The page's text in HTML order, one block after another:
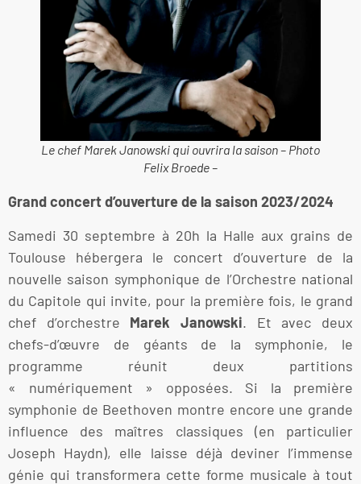
Le chef Marek Janowski qui ouvrira la saison – Photo
Felix Broede –
Grand concert d’ouverture de la saison 2023/2024
Samedi 30 septembre à 20h la Halle aux grains de
Toulouse hébergera le concert d’ouverture de la
nouvelle saison symphonique de l’Orchestre national
du Capitole qui invite, pour la première fois, le grand
chef d’orchestre Marek Janowski. Et avec deux
chefs-d’œuvre de géants de la symphonie, le
programme réunit deux partitions
« numériquement » opposées. Si la première
symphonie de Beethoven montre encore une grande
influence des maîtres classiques (en particulier
Joseph Haydn), elle laisse déjà deviner l’immense
génie qui transformera cette forme musicale à tout